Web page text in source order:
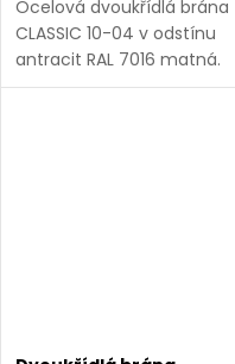
Ocelová dvoukřídlá brána
CLASSIC 10-04 v odstínu
antracit RAL 7016 matná.
Bezúdržbová ocel (žárový